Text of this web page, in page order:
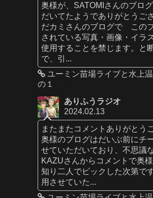
奥様が、SATOMIさんのブロ
だいてたようでありがとうご
だカミさんのブログで この
されている写真・画像・イラ
使用することを禁じます。と
で、引...
ユーミン苗場ライブと水上
の１
ありふうラジオ
2024.02.13
またまたコメントありがとう
奥様のブログはだいぶ前にチ
せていただいており、不思議
KAZUさんからコメントで奥
知り二人でビックした次第で
用させていた...